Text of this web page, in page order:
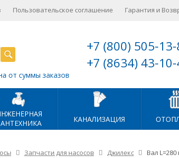
Пользовательское соглашение Гарантия и
+7 (800) 505-
+7 (8634) 43-
от суммы заказов
КАНАЛИЗАЦИЯ
Запчасти для насосов Джилекс Вал